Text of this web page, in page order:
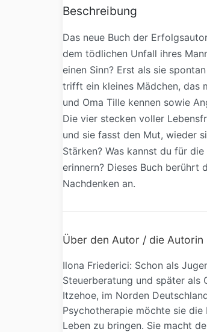
Beschreibung
Das neue Buch der
dem tödlichen Unfall ihres
einen Sinn? Erst als sie
trifft ein kleines Mädchen, das
und Oma Tille kennen sowie
Die vier stecken voller
und sie fasst den Mut, wieder
Stärken? Was kannst du für
erinnern? Dieses Buch berührt
Nachdenken an.
Über den Autor / die Autorin
Ilona Friederici: Schon als
Steuerberatung und später als
Itzehoe, im Norden
Psychotherapie möchte sie
Leben zu bringen. Sie macht